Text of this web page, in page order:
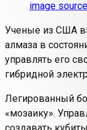
image source
Ученые из США
алмаза в
управлять его
гибридной
Легированный
«мозаику».